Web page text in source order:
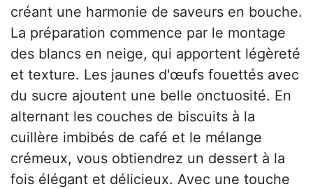
créant une harmonie de saveurs en bouche.
La préparation commence par le montage
des blancs en neige, qui apportent légèreté
et texture. Les jaunes d'œufs fouettés avec
du sucre ajoutent une belle onctuosité. En
alternant les couches de biscuits à la
cuillère imbibés de café et le mélange
crémeux, vous obtiendrez un dessert à la
fois élégant et délicieux. Avec une touche